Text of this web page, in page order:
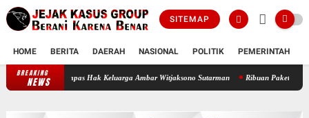
SITEMAP
HOME BERITA DAERAH NASIONAL POLITIK PEMERINTAH
BREAKING
NEWSOknum Polisi Kebon Jeruk Jadi Backing Mafia Tanah Merampas Hak